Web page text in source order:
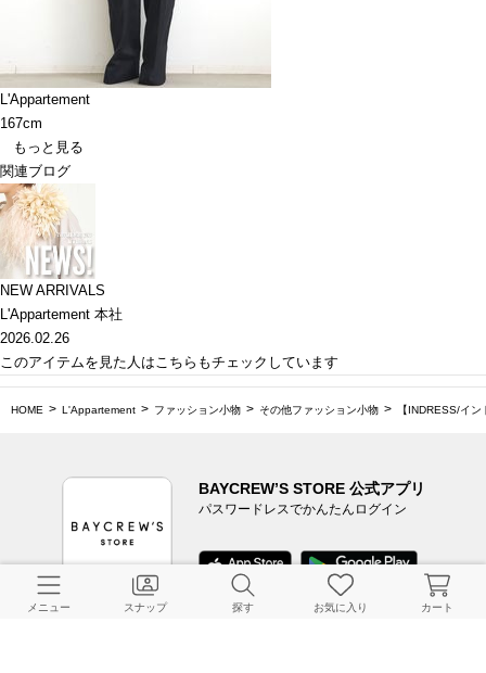
L'Appartement
167cm
もっと見る
関連ブログ
NEW ARRIVALS
L'Appartement 本社
2026.02.26
このアイテムを見た人はこちらもチェックしています
HOME L'Appartement ファッション小物 その他ファッション小物 【INDRESS/イ
BAYCREW’S STORE 公式アプリ
パスワードレスでかんたんログイン
メニュー スナップ 探す お気に入り カート